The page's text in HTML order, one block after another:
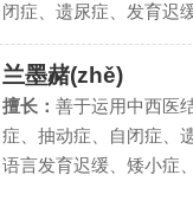
闭症、遗尿症、发育迟
碍、学习困难、智力低
和干预治疗。
兰墨赭(zhě)
擅长： 善于运用中西医
症、抽动症、自闭症、
语言发育迟缓、矮小症